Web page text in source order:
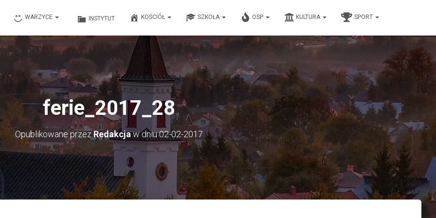
WARZYCE INSTYTUT KOŚCIÓŁ SZKOŁA OSP KULTURA SPORT
ferie_2017_28
Opublikowane przezRedakcjaw dniu02-02-2017